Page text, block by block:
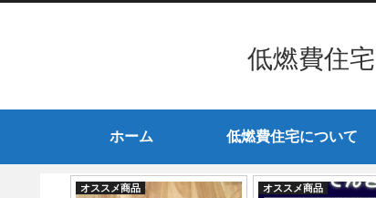
低燃費住
ホーム 低燃費住宅について
オススメ商品 オススメ商品